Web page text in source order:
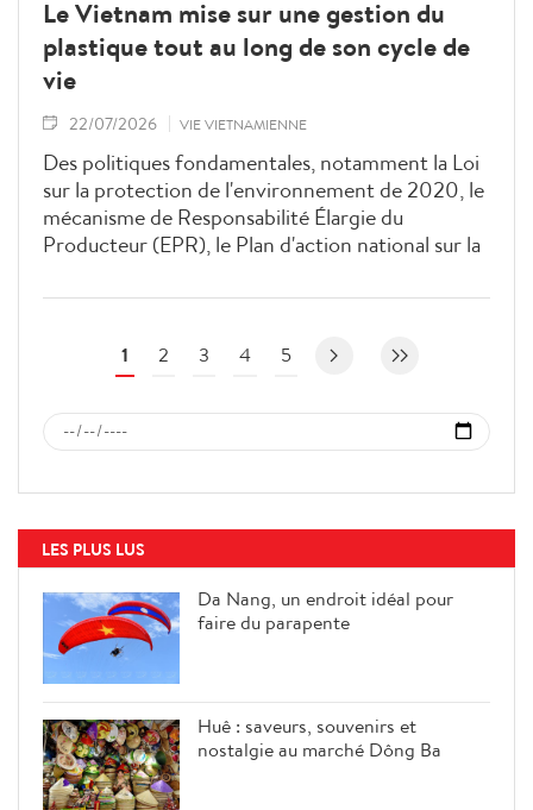
Le Vietnam mise sur une gestion du
plastique tout au long de son cycle de
vie
22/07/2026 VIE VIETNAMIENNE
Des politiques fondamentales, notamment la Loi
sur la protection de l'environnement de 2020, le
mécanisme de Responsabilité Élargie du
Producteur (EPR), le Plan d'action national sur la
l'horizon 2030, ainsi que le projet de
promulguées pour viser à instaurer les fondations
d'une production et d'une consommation
durables tout en réduisant progressivement
l'usage du plastique jetable.
1 2 3 4 5
LES PLUS LUS
Da Nang, un endroit idéal pour
faire du parapente
Huê : saveurs, souvenirs et
nostalgie au marché Dông Ba